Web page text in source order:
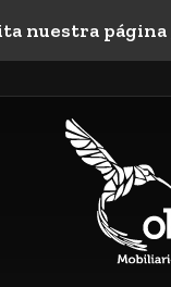
nuestra página